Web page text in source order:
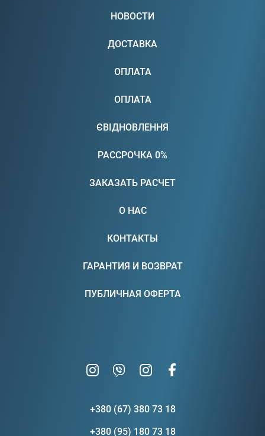
НОВОСТИ
ДОСТАВКА
ОПЛАТА
ОПЛАТА
ЄВІДНОВЛЕННЯ
РАССРОЧКА 0%
ЗАКАЗАТЬ РАСЧЕТ
О НАС
КОНТАКТЫ
ГАРАНТИЯ И ВОЗВРАТ
ПУБЛИЧНАЯ ОФЕРТА
+380 (67) 380 73 18
+380 (95) 180 73 18